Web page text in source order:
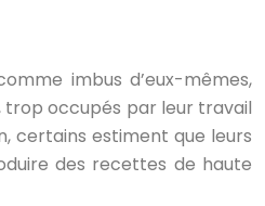
imbus d’eux-mêmes,
trop occupés par leur travail
certains estiment que leurs
des recettes de haute